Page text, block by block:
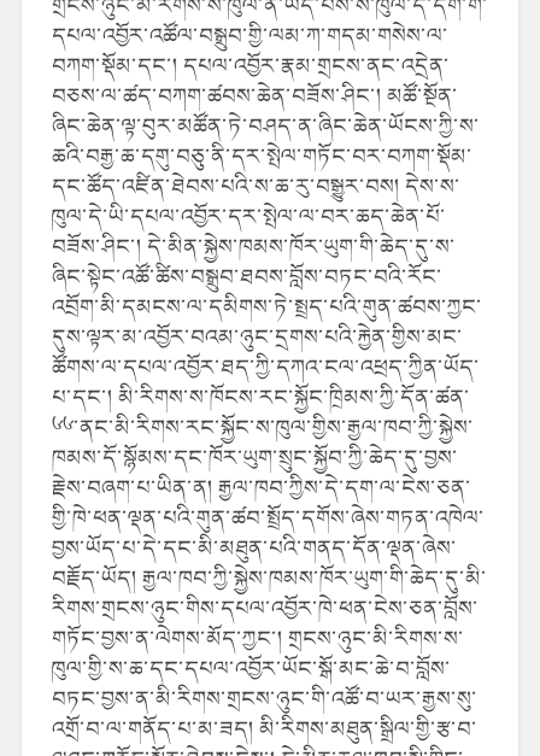
དཔལ་འབྱོར་འཚོལ་བསྒྲུབ་གྱི་ལམ་ཀ་གདམ་གསེས་ལ་
བཀག་སྡོམ་དང་། དཔལ་འབྱོར་རྣམ་གྲངས་ནང་འདྲེན་
བཅས་ལ་ཚད་བཀག་ཚབས་ཆེན་བཟོས་ཤིང་། མཚོ་སྔོན་
ཞིང་ཆེན་ལྟ་བུར་མཚོན་ཏེ་བཤད་ན་ཞིང་ཆེན་ཡོངས་ཀྱི་ས་
ཆའི་བརྒྱ་ཆ་དགུ་བཅུ་ནི་དར་སྤེལ་གཏོང་བར་བཀག་སྡོམ་
དང་ཚོད་འཛིན་ཐེབས་པའི་ས་ཆ་རུ་བསྒྱུར་བས། དེས་ས་
ཁུལ་དེ་ཡི་དཔལ་འབྱོར་དར་སྤེལ་ལ་བར་ཆད་ཆེན་པོ་
བཟོས་ཤིང་། དེ་མིན་སྐྱེས་ཁམས་ཁོར་ཡུག་གི་ཆེད་དུ་ས་
ཞིང་སྟེང་འཚོ་ཚིས་བསྒྲུབ་ཐབས་བློས་བཏང་བའི་རོང་
འབྲོག་མི་དམངས་ལ་དམིགས་ཏེ་སྤྲད་པའི་གུན་ཚབས་ཀྱང་
དུས་ལྟར་མ་འབྱོར་བའམ་ཉུང་དྲགས་པའི་རྐྱེན་གྱིས་མང་
ཚོགས་ལ་དཔལ་འབྱོར་ཐད་ཀྱི་དཀའ་ངལ་འཕྲད་ཀྱིན་ཡོད་
པ་དང་། མི་རིགས་ས་ཁོངས་རང་སྐྱོང་ཁྲིམས་ཀྱི་དོན་ཚན་
༦༦་ནང་མི་རིགས་རང་སྐྱོང་ས་ཁུལ་གྱིས་རྒྱལ་ཁབ་ཀྱི་སྐྱེས་
ཁམས་དོ་སྙོམས་དང་ཁོར་ཡུག་སྲུང་སྐྱོབ་ཀྱི་ཆེད་དུ་བྱས་
རྗེས་བཞག་པ་ཡིན་ན། རྒྱལ་ཁབ་ཀྱིས་དེ་དག་ལ་ངེས་ཅན་
གྱི་ཁེ་ཕན་ལྡན་པའི་གུན་ཚབ་སྤྲོད་དགོས་ཞེས་གཏན་འཁེལ་
བྱས་ཡོད་པ་དེ་དང་མི་མཐུན་པའི་གནད་དོན་ལྡན་ཞེས་
བརྗོད་ཡོད། རྒྱལ་ཁབ་ཀྱི་སྐྱེས་ཁམས་ཁོར་ཡུག་གི་ཆེད་དུ་མི་
རིགས་གྲངས་ཉུང་གིས་དཔལ་འབྱོར་ཁེ་ཕན་ངེས་ཅན་བློས་
གཏོང་བྱས་ན་ལེགས་མོད་ཀྱང་། གྲངས་ཉུང་མི་རིགས་ས་
ཁུལ་གྱི་ས་ཆ་དང་དཔལ་འབྱོར་ཡོང་སྒོ་མང་ཆེ་བ་བློས་
བཏང་བྱས་ན་མི་རིགས་གྲངས་ཉུང་གི་འཚོ་བ་ཡར་རྒྱས་སུ་
འགྲོ་བ་ལ་གནོད་པ་མ་ཟད། མི་རིགས་མཐུན་སྒྲིལ་གྱི་རྩ་བ་